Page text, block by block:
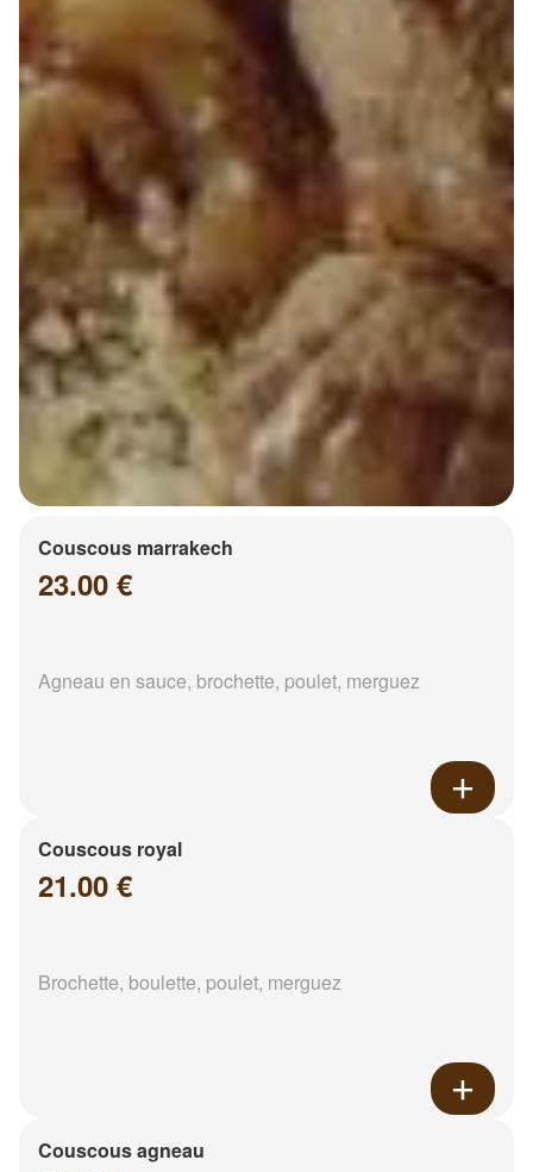
Couscous marrakech
23.00 €
Agneau en sauce, brochette, poulet, merguez
Couscous royal
21.00 €
Brochette, boulette, poulet, merguez
Couscous agneau